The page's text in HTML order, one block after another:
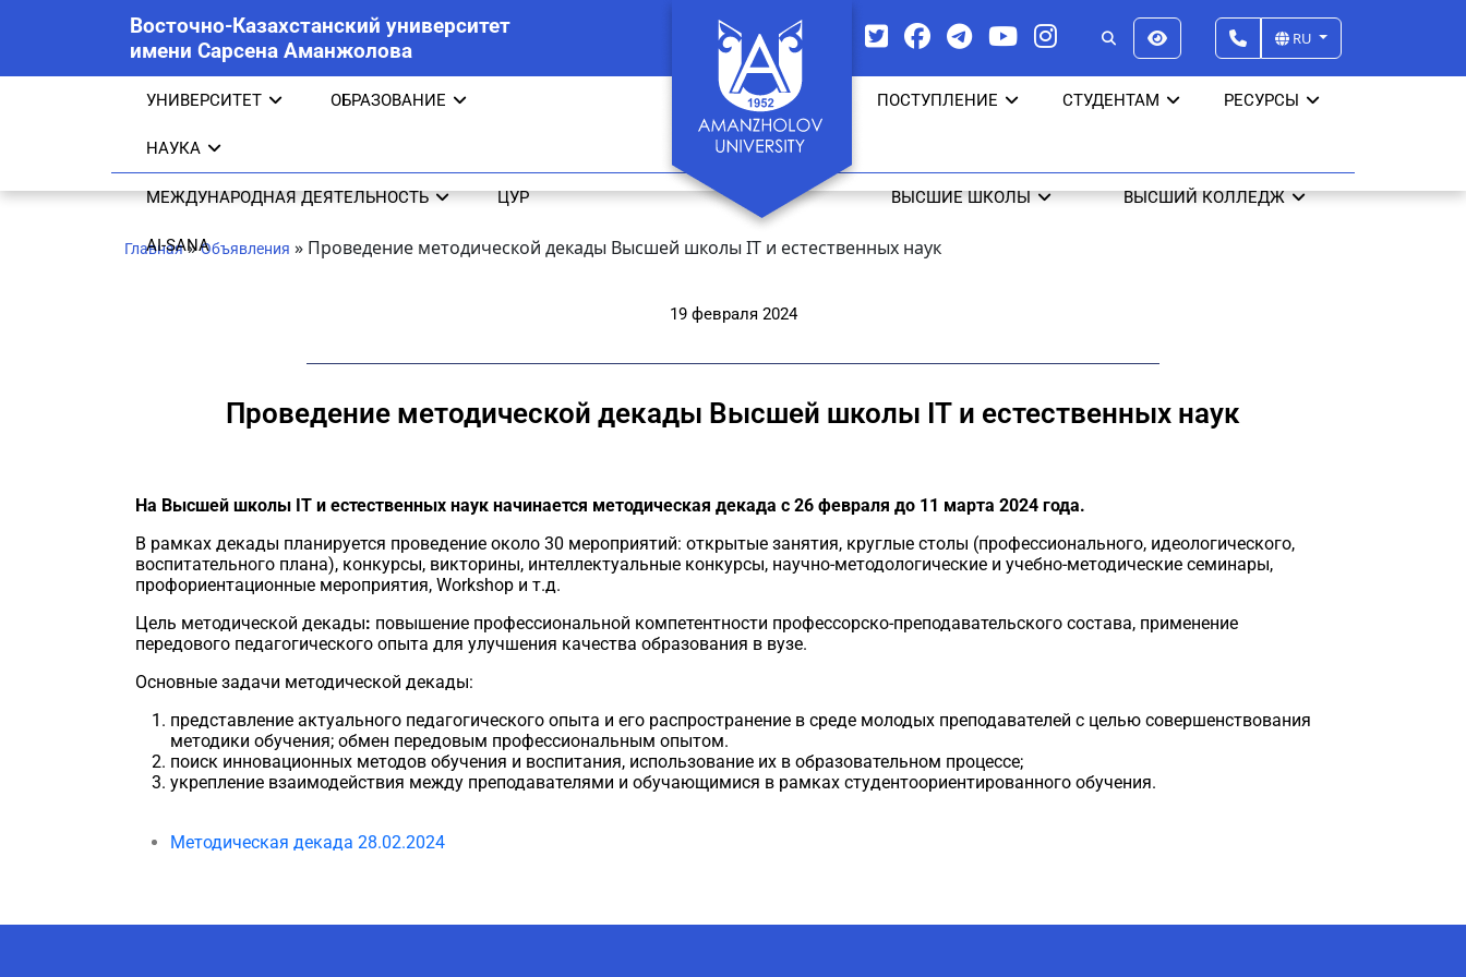
Восточно-Казахстанский университет
имени Сарсена Аманжолова
RU
УНИВЕРСИТЕТ ОБРАЗОВАНИЕ
НАУКА
ПОСТУПЛЕНИЕ СТУДЕНТАМ РЕСУРСЫ
МЕЖДУНАРОДНАЯ ДЕЯТЕЛЬНОСТЬ ЦУР
AI-SANA
ВЫСШИЕ ШКОЛЫ ВЫСШИЙ КОЛЛЕДЖ
Главная»Объявления » Проведение методической декады Высшей школы ІТ и естественных наук
19 февраля 2024
Проведение методической декады Высшей школы ІТ и естественных наук
На Высшей школы ІТ и естественных наук начинается методическая декада с 26 февраля до 11 марта 2024 года.
В рамках декады планируется проведение около 30 мероприятий: открытые занятия, круглые столы (профессионального, идеологического,
воспитательного плана), конкурсы, викторины, интеллектуальные конкурсы, научно-методологические и учебно-методические семинары,
профориентационные мероприятия, Workshop и т.д.
Цель методической декады: повышение профессиональной компетентности профессорско-преподавательского состава, применение
передового педагогического опыта для улучшения качества образования в вузе.
Основные задачи методической декады:
представление актуального педагогического опыта и его распространение в среде молодых преподавателей с целью совершенствования
методики обучения; обмен передовым профессиональным опытом.
поиск инновационных методов обучения и воспитания, использование их в образовательном процессе;
укрепление взаимодействия между преподавателями и обучающимися в рамках студентоориентированного обучения.
Методическая декада 28.02.2024
AI-Talapker